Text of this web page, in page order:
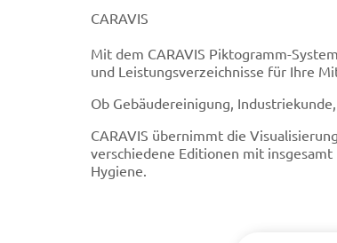
CARAVIS
Mit dem CARAVIS Piktogramm-
und Leistungsverzeichnisse für Ihre
Ob Gebäudereinigung,
CARAVIS übernimmt die
verschiedene Editionen mit
Hygiene.